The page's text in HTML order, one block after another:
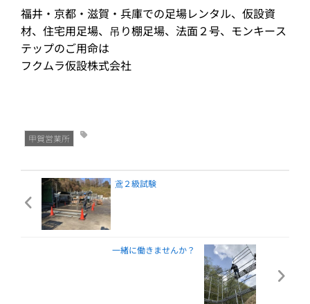
福井・京都・滋賀・兵庫での足場レンタル、仮設資
材、住宅用足場、吊り棚足場、法面２号、モンキース
テップのご用命は
フクムラ仮設株式会社
甲賀営業所
鳶２級試験
一緒に働きませんか？